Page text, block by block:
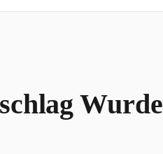
Wurde